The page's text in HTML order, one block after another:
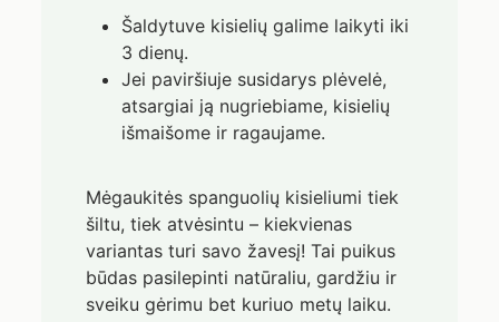
Šaldytuve kisielių galime laikyti iki
3 dienų.
Jei paviršiuje susidarys plėvelė,
atsargiai ją nugriebiame, kisielių
išmaišome ir ragaujame.
Mėgaukitės spanguolių kisieliumi tiek
šiltu, tiek atvėsintu – kiekvienas
variantas turi savo žavesį! Tai puikus
būdas pasilepinti natūraliu, gardžiu ir
sveiku gėrimu bet kuriuo metų laiku.